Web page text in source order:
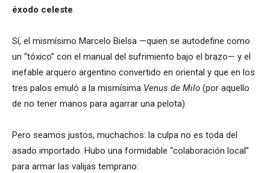
éxodo celeste.
Sí, el mismísimo Marcelo Bielsa —quien se autodefine como
un “tóxico” con el manual del sufrimiento bajo el brazo— y el
inefable arquero argentino convertido en oriental y que en los
tres palos emuló a la mismísima Venus de Milo (por aquello
de no tener manos para agarrar una pelota).
Pero seamos justos, muchachos: la culpa no es toda del
asado importado. Hubo una formidable “colaboración local”
para armar las valijas temprano: